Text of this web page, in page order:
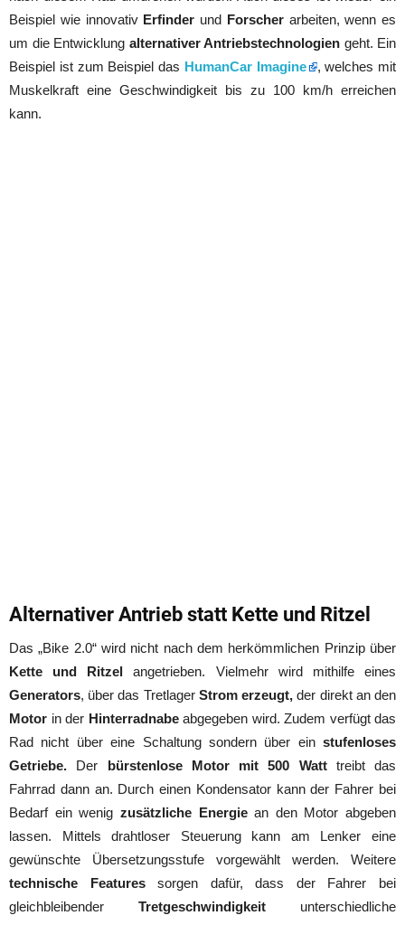
Beispiel wie innovativ Erfinder und Forscher arbeiten, wenn es
um die Entwicklung alternativer Antriebstechnologien geht. Ein
Beispiel ist zum Beispiel das HumanCar Imagine
, welches mit
Muskelkraft eine Geschwindigkeit bis zu 100 km/h erreichen
kann.
Alternativer Antrieb statt Kette und Ritzel
Das „Bike 2.0“ wird nicht nach dem herkömmlichen Prinzip über
Kette und Ritzel angetrieben. Vielmehr wird mithilfe eines
Generators, über das TretlagerStrom erzeugt, der direkt an den
Motor in der Hinterradnabeabgegeben wird. Zudem verfügt das
Rad nicht über eine Schaltung sondern über einstufenloses
Getriebe. Der bürstenlose Motor mit 500 Watttreibt das
Fahrrad dann an. Durch einen Kondensator kann der Fahrer bei
Bedarf ein wenig zusätzliche Energiean den Motor abgeben
lassen. Mittels drahtloser Steuerung kann am Lenker eine
gewünschte Übersetzungsstufe vorgewählt werden. Weitere
technische Featuressorgen dafür, dass der Fahrer bei
gleichbleibender Tretgeschwindigkeit unterschiedliche